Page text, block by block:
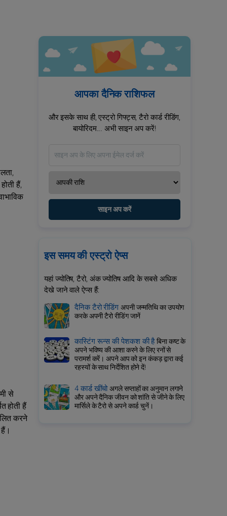
हैं,
से
होती हैं
करने
आपका दैनिक राशिफल
और इसके साथ ही, एस्ट्रो गिफ्ट्स, टैरो कार्ड रीडिंग,
बायोरिदम... अभी साइन अप करें!
साइन अप करें
इस समय की एस्ट्रो ऐप्स
यहां ज्योतिष, टैरो, अंक ज्योतिष आदि के सबसे अधिक
देखे जाने वाले ऐप्स हैं:
दैनिक टैरो रीडिंगअपनी जन्मतिथि का उपयोग
करके अपनी टैरो रीडिंग जानें
कास्टिंग रून्स की पेशकश की हैबिना कष्ट के
अपने भविष्य की आशा करने के लिए रनों से
परामर्श करें। अपने आप को इन कंकड़ द्वारा कई
रहस्यों के साथ निर्देशित होने दें!
4 कार्ड खींचोअगले सप्ताहों का अनुमान लगाने
और अपने दैनिक जीवन को शांति से जीने के लिए
मार्सिले के टैरो से अपने कार्ड चुनें।